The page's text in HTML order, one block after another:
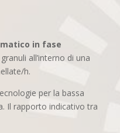
in fase
all’interno di una
h.
per la bassa
Il rapporto indicativo tra